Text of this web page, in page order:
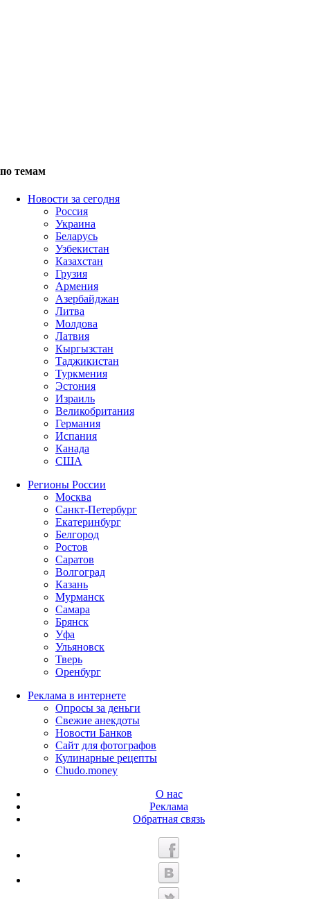
по темам
Новости за сегодня
Россия
Украина
Беларусь
Узбекистан
Казахстан
Грузия
Армения
Азербайджан
Литва
Молдова
Латвия
Кыргызстан
Таджикистан
Туркмения
Эстония
Израиль
Великобритания
Германия
Испания
Канада
США
Регионы России
Москва
Санкт-Петербург
Екатеринбург
Белгород
Ростов
Саратов
Волгоград
Казань
Мурманск
Самара
Брянск
Уфа
Ульяновск
Тверь
Оренбург
Реклама в интернете
Опросы за деньги
Свежие анекдоты
Новости Банков
Сайт для фотографов
Кулинарные рецепты
Chudo.money
О нас
Реклама
Обратная связь